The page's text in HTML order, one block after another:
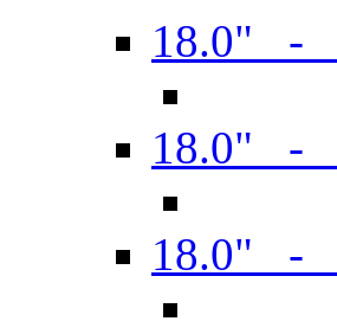
18.0" -
18.0" -
18.0" -